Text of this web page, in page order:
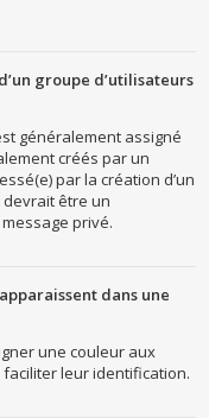
groupe d’utilisateurs
généralement assigné
créés par un
par la création d’un
devrait être un
privé.
dans une
une couleur aux
faciliter leur identification.